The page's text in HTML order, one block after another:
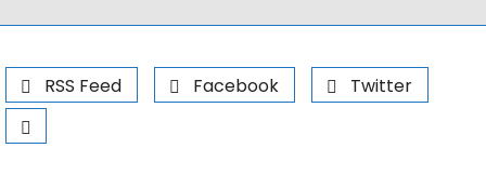
RSS Feed Facebook Twitter